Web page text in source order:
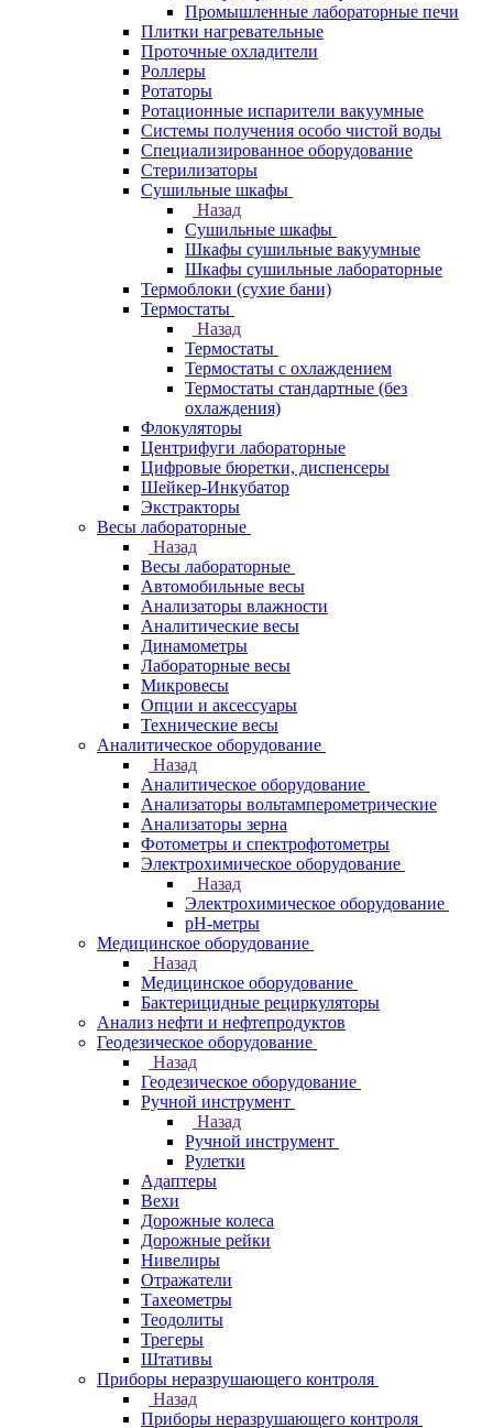
Промышленные лабораторные печи
Плитки нагревательные
Проточные охладители
Роллеры
Ротаторы
Ротационные испарители вакуумные
Системы получения особо чистой воды
Специализированное оборудование
Стерилизаторы
Сушильные шкафы
Назад
Сушильные шкафы
Шкафы сушильные вакуумные
Шкафы сушильные лабораторные
Термоблоки (сухие бани)
Термостаты
Назад
Термостаты
Термостаты с охлаждением
Термостаты стандартные (без
охлаждения)
Флокуляторы
Центрифуги лабораторные
Цифровые бюретки, диспенсеры
Шейкер-Инкубатор
Экстракторы
Весы лабораторные
Назад
Весы лабораторные
Автомобильные весы
Анализаторы влажности
Аналитические весы
Динамометры
Лабораторные весы
Микровесы
Опции и аксессуары
Технические весы
Аналитическое оборудование
Назад
Аналитическое оборудование
Анализаторы вольтамперометрические
Анализаторы зерна
Фотометры и спектрофотометры
Электрохимическое оборудование
Назад
Электрохимическое оборудование
pH-метры
Медицинское оборудование
Назад
Медицинское оборудование
Бактерицидные рециркуляторы
Анализ нефти и нефтепродуктов
Геодезическое оборудование
Назад
Геодезическое оборудование
Ручной инструмент
Назад
Ручной инструмент
Рулетки
Адаптеры
Вехи
Дорожные колеса
Дорожные рейки
Нивелиры
Отражатели
Тахеометры
Теодолиты
Трегеры
Штативы
Приборы неразрушающего контроля
Назад
Приборы неразрушающего контроля